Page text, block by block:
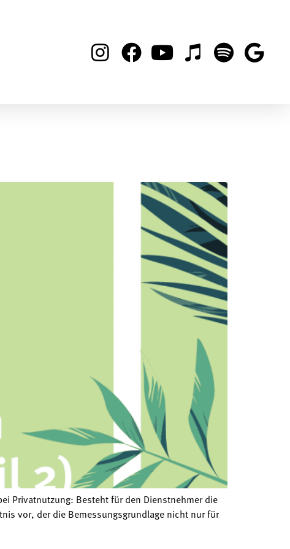
Privatnutzung: Besteht für den Dienstnehmer die
vor, der die Bemessungsgrundlage nicht nur für